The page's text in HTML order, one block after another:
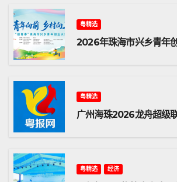
粤精选
2026年珠海市兴乡青年
粤精选
广州海珠2026龙舟超级
粤精选 经济